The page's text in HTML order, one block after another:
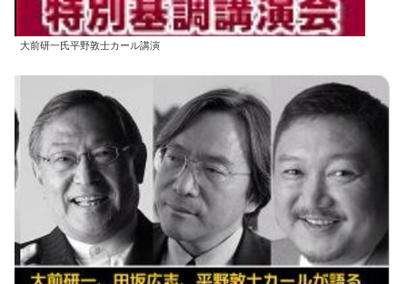
大前研一氏平野敦士カール講演